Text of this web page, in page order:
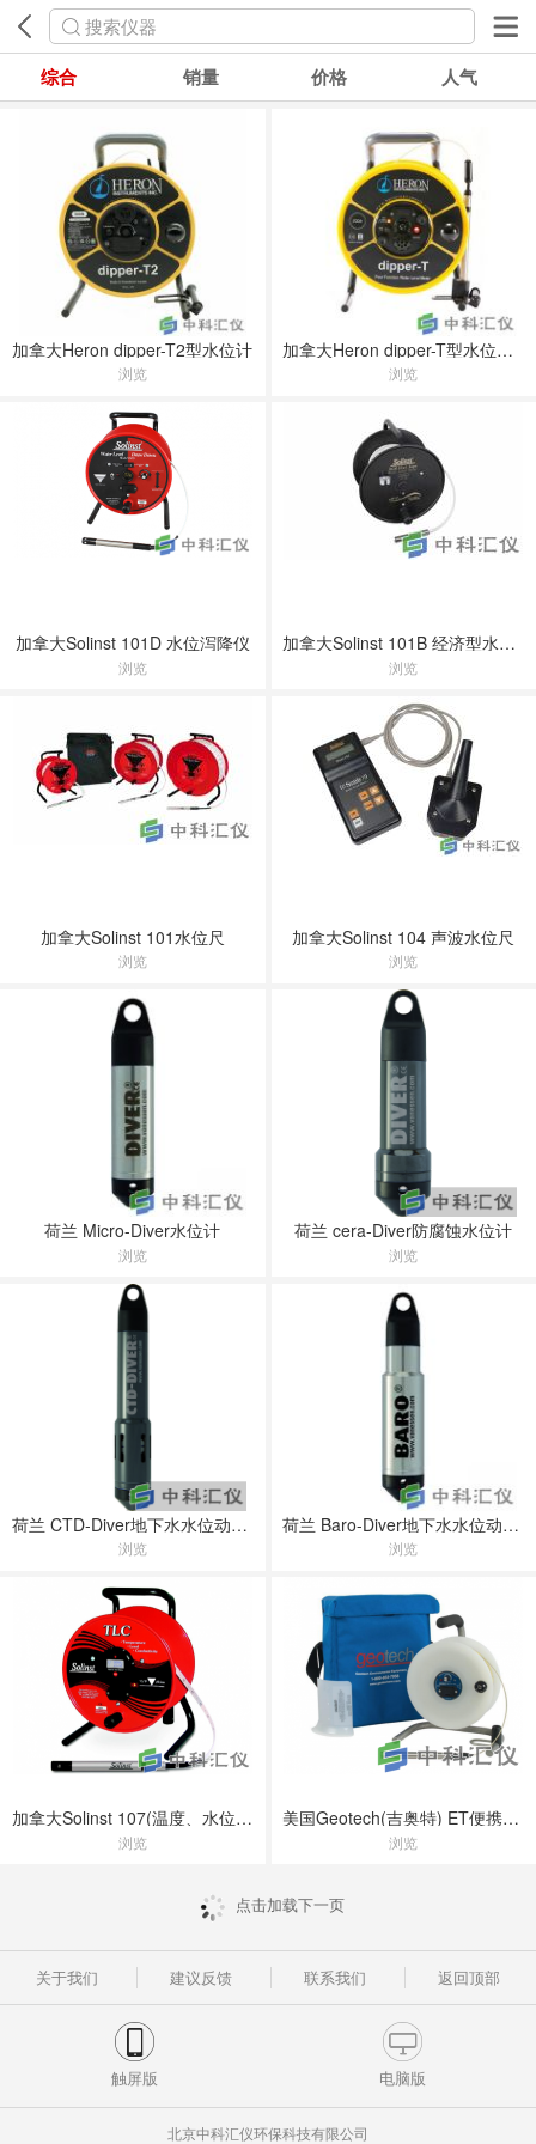
搜索仪器
综合 销量 价格 人气
加拿大Heron dipper-T2型水位计
浏览
加拿大Heron dipper-T型水位尺/水位计/水位仪/井深仪
浏览
加拿大Solinst 101D 水位泻降仪
浏览
加拿大Solinst 101B 经济型水位尺
浏览
加拿大Solinst 101水位尺
浏览
加拿大Solinst 104 声波水位尺
浏览
荷兰 Micro-Diver水位计
浏览
荷兰 cera-Diver防腐蚀水位计
浏览
荷兰 CTD-Diver地下水水位动态监测设备
浏览
荷兰 Baro-Diver地下水水位动态监测设备
浏览
加拿大Solinst 107(温度、水位、电导率)三参数测量仪
浏览
美国Geotech(吉奥特) ET便携式水位计
浏览
点击加载下一页
关于我们 建议反馈 联系我们 返回顶部
触屏版 电脑版
北京中科汇仪环保科技有限公司